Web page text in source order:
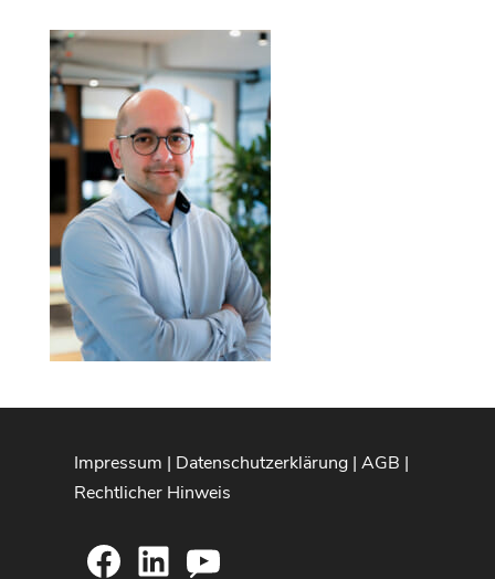
Impressum | Datenschutzerklärung |AGB |
Rechtlicher Hinweis
Facebook
LinkedIn
YouTube